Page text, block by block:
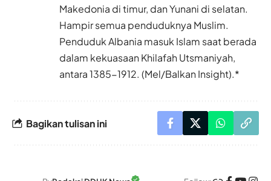
Makedonia di timur, dan Yunani di selatan.
Hampir semua penduduknya Muslim.
Penduduk Albania masuk Islam saat berada
dalam kekuasaan Khilafah Utsmaniyah,
antara 1385-1912. (Mel/Balkan Insight).*
Bagikan tulisan ini